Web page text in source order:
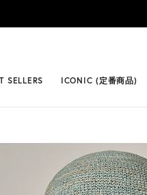
SELLERS ICONIC (定番商品)